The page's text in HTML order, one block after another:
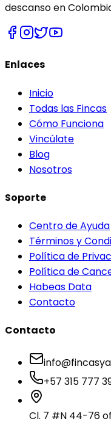
descanso en
Enlaces
Inicio
Todas las Fincas
Cómo Funciona
Vincúlate
Blog
Nosotros
Soporte
Centro de Ayuda
Términos y
Política de
Política de
Habeas Data
Contacto
Contacto
+57 315 777
Cl. 7 #N 44-76